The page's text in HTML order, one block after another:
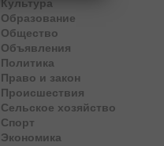
Образование
Общество
Объявления
Политика
Право и закон
Происшествия
Сельское хозяйство
Спорт
Экономика